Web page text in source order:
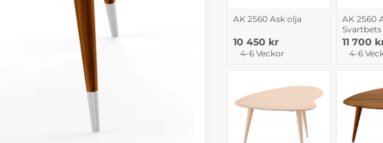
AK 2560 Ask olja
10 450 kr
4-6 Veckor
AK 2560
Svartbets
11 700
4-6